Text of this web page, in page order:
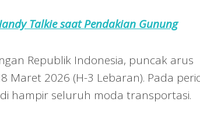
Talkie saat Pendakian Gunung
Republik Indonesia, puncak arus
Maret 2026 (H-3 Lebaran). Pada
hampir seluruh moda transportasi.